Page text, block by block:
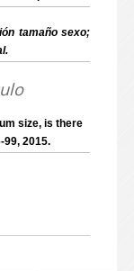
tamaño sexo;
size, is there
99, 2015.